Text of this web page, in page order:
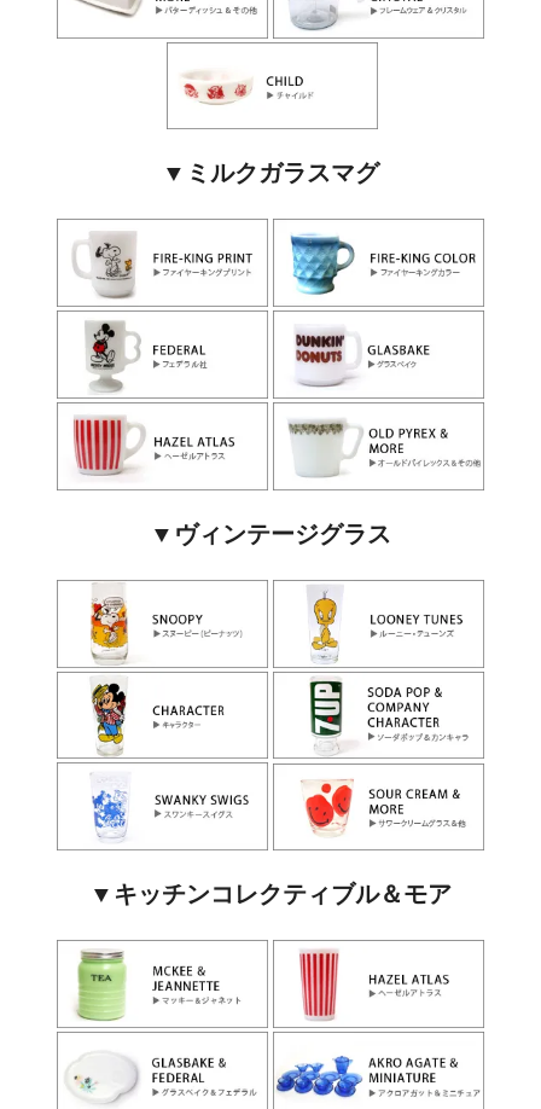
▼ミルクガラスマグ
▼ヴィンテージグラス
▼キッチンコレクティブル＆モア